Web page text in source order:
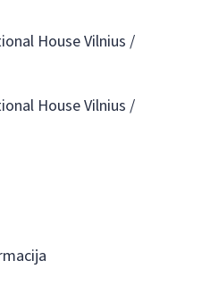
House Vilnius /
House Vilnius /